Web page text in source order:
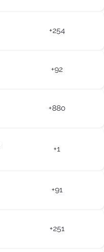
+254
+92
+880
+1
+91
+251